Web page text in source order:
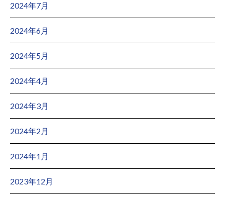
2024年7月
2024年6月
2024年5月
2024年4月
2024年3月
2024年2月
2024年1月
2023年12月